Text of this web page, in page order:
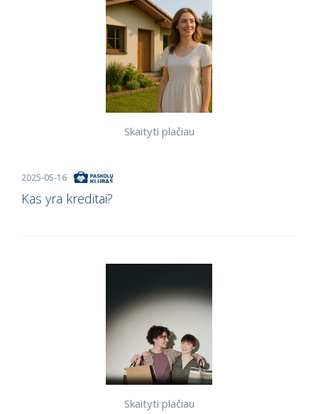
2025-05-16
Kas yra kreditai?
Skaityti plačiau
Skaityti plačiau